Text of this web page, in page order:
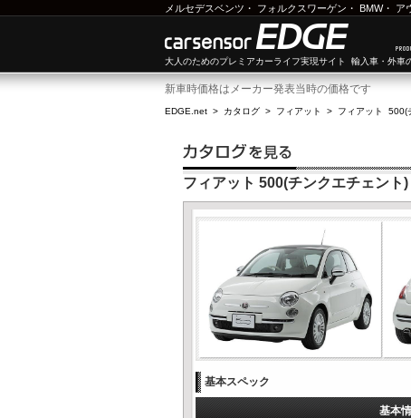
メルセデスベンツ ・ フォルクスワーゲン ・ BMW・ ア
大人のためのプレミアカーライフ実現サイト 輸入車・外車
新車時価格はメーカー発表当時の価格です
EDGE.net > カタログ > フィアット > フィアット 500(
フィアット 500(チンクエチェント)
基本スペック
基本